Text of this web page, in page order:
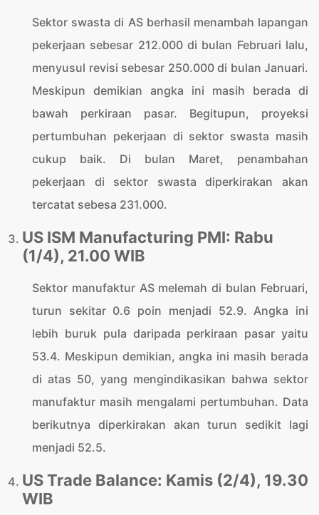
Sektor swasta di AS berhasil menambah lapangan
pekerjaan sebesar 212.000 di bulan Februari lalu,
menyusul revisi sebesar 250.000 di bulan Januari.
Meskipun demikian angka ini masih berada di
bawah perkiraan pasar. Begitupun, proyeksi
pertumbuhan pekerjaan di sektor swasta masih
cukup baik. Di bulan Maret, penambahan
pekerjaan di sektor swasta diperkirakan akan
tercatat sebesa 231.000.
US ISM Manufacturing PMI: Rabu
(1/4), 21.00 WIB
Sektor manufaktur AS melemah di bulan Februari,
turun sekitar 0.6 poin menjadi 52.9. Angka ini
lebih buruk pula daripada perkiraan pasar yaitu
53.4. Meskipun demikian, angka ini masih berada
di atas 50, yang mengindikasikan bahwa sektor
manufaktur masih mengalami pertumbuhan. Data
berikutnya diperkirakan akan turun sedikit lagi
menjadi 52.5.
US Trade Balance: Kamis (2/4), 19.30
WIB